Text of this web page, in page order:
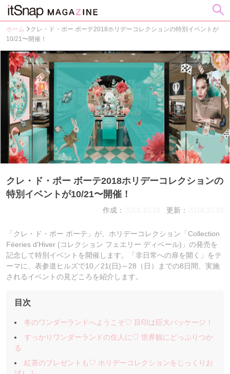
ホーム
クレ・ド・ポー ボーテ2018ホリデーコレクションの特別イベントが
10/21〜開催！
クレ・ド・ポー ボーテ2018ホリデーコレクションの
特別イベントが10/21〜開催！
作成：2018.10.18 更新：2018.10.18
「クレ・ド・ポー ボーテ」が、ホリデーコレクション「Collection
Féeries d'Hiver (コレクション フェエリー ディベール)」の発売を
記念して特別イベントを開催します。「非日常への扉を開く」をテ
ーマに、表参道ヒルズで10／21(日)～28（日）までの8日間、実施
されるイベントの見どころを紹介します。
目次
冬のワンダーランドへようこそ♡ 目印は巨大パッケージ！
すっかりワンダーランドの住人に♡ 世界観にどっぷりつか
る
紅茶のプレゼントも♡ ホリデーコレクションをじっくりお